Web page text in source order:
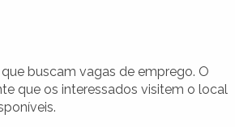
buscam vagas de emprego. O
que os interessados visitem o local